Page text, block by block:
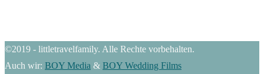
©2019 - littletravelfamily. Alle Rechte vorbehalten.
Auch wir: BOY Media & BOY Wedding Films